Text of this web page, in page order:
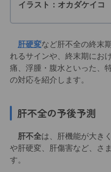
イラスト：オカダケイコ
肝硬変など肝不全の終末
れるサインや、終末期にお
痛、浮腫・腹水といった、
の対応を紹介します。
肝不全の予後予測
肝不全は、肝機能が大き
や肝硬変、肝傷害など、さ
す。